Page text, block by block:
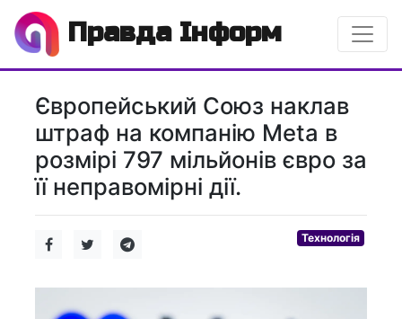
Правда Інформ
Європейський Союз наклав
штраф на компанію Meta в
розмірі 797 мільйонів євро за
її неправомірні дії.
Технологія